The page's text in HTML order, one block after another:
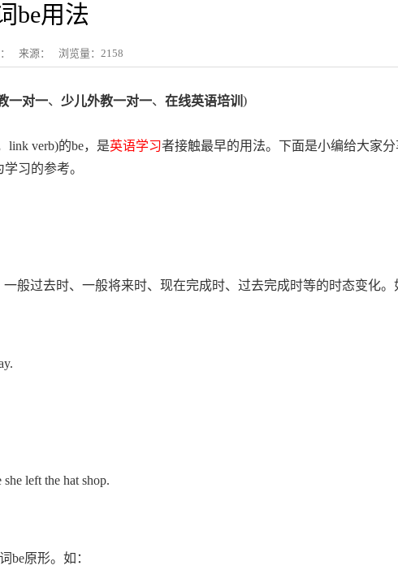
be用法
来源： 浏览量： 2158
一对一、 少儿外教一对一、 在线英语培训 )
verb)的be，是英语学习者接触最早的用法。下面是小编给大家分
习的参考。
过去时、一般将来时、现在完成时、过去完成时等的时态变化。
left the hat shop.
原形。如：